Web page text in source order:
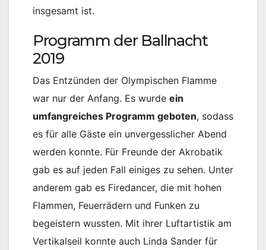
insgesamt ist.
Programm der Ballnacht
2019
Das Entzünden der Olympischen Flamme
war nur der Anfang. Es wurde ein
umfangreiches Programm geboten, sodass
es für alle Gäste ein unvergesslicher Abend
werden konnte. Für Freunde der Akrobatik
gab es auf jeden Fall einiges zu sehen. Unter
anderem gab es Firedancer, die mit hohen
Flammen, Feuerrädern und Funken zu
begeistern wussten. Mit ihrer Luftartistik am
Vertikalseil konnte auch Linda Sander für